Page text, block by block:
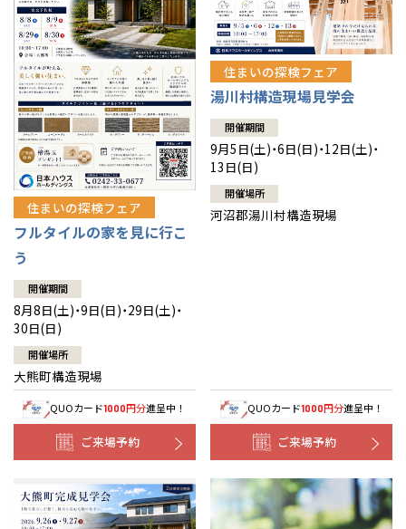
住まいの探検フェア
フルタイルの家を見に行こ
う
開催期間
8月8日(土)・9日(日)・29日(土)・
30日(日)
開催場所
大熊町構造現場
QUOカード1000円分進呈中！
ご来場予約
住まいの探検フェア
湯川村構造現場見学会
開催期間
9月5日(土)・6日(日)・12日(土)・
13日(日)
開催場所
河沼郡湯川村構造現場
QUOカード1000円分進呈中！
ご来場予約